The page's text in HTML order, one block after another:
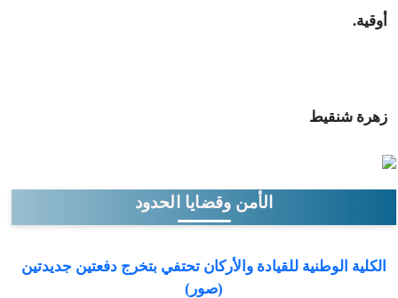
أوقية.
زهرة شنقيط
الأمن وقضايا الحدود
الكلية الوطنية للقيادة والأركان تحتفي بتخرج دفعتين جديدتين
(صور)